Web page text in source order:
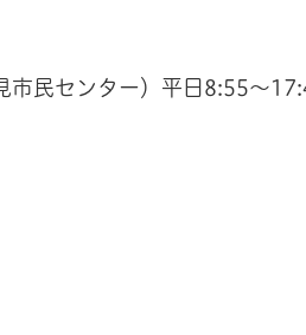
民センター）平日8:55～